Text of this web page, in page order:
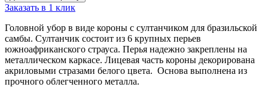
Заказать в 1 клик
Головной убор в виде короны с султанчиком для бразильской
самбы. Султанчик состоит из 6 крупных перьев
южноафриканского страуса. Перья надежно закреплены на
металлическом каркасе. Лицевая часть короны декорирована
акриловыми стразами белого цвета. Основа выполнена из
прочного облегченного металла.